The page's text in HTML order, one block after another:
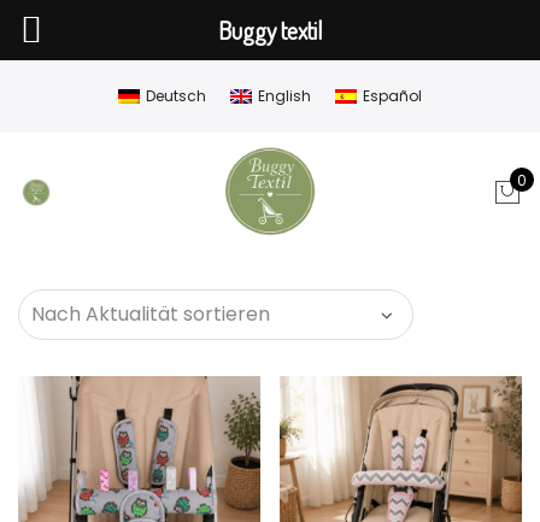
Deutsch English Español
0
Buggy textil